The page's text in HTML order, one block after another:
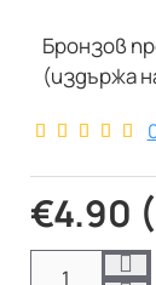
Бронзов
(издържа
€4.90